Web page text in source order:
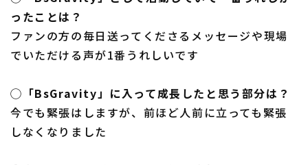
ったことは？
ファンの方の毎日送ってくださるメッセージや現場
でいただける声が1番うれしいです
◯「BsGravity」に入って成長したと思う部分は？
今でも緊張はしますが、前ほど人前に立っても緊張
しなくなりました